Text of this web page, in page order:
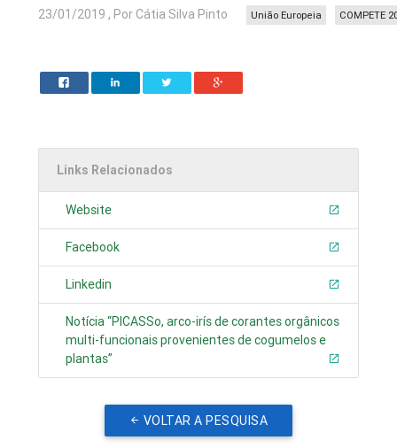
23/01/2019 , Por Cátia Silva Pinto COMPETE
União Europeia
Links Relacionados
Website
Facebook
Linkedin
Notícia “PICASSo, arco-irís de corantes orgânicos
multi-funcionais provenientes de cogumelos e
plantas”
VOLTAR A PESQUISA